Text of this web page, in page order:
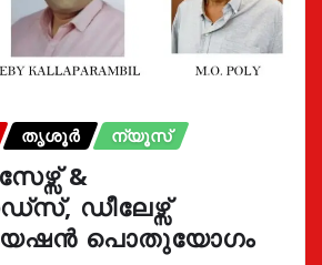
തൃശൂർ ന്യൂസ്
&
ഡീലേഴ്സ്
പൊതുയോഗം